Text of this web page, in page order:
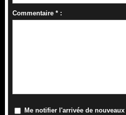
Commentaire * :
Me notifier l'arrivée de